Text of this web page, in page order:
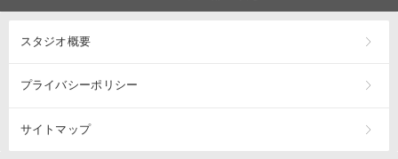
スタジオ概要
プライバシーポリシー
サイトマップ